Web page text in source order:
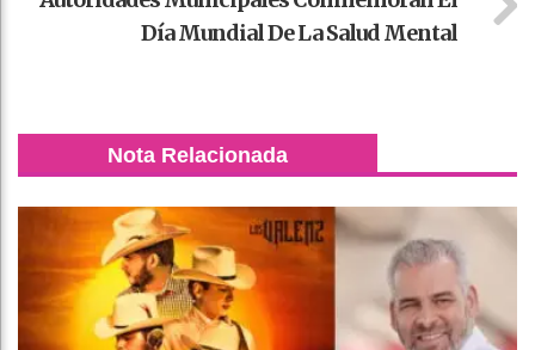
Día Mundial De La Salud Mental
Nota Relacionada